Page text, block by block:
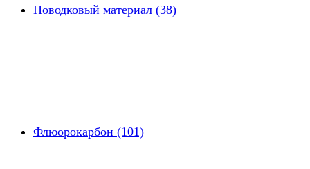
Поводковый материал (38)
Флюорокарбон (101)